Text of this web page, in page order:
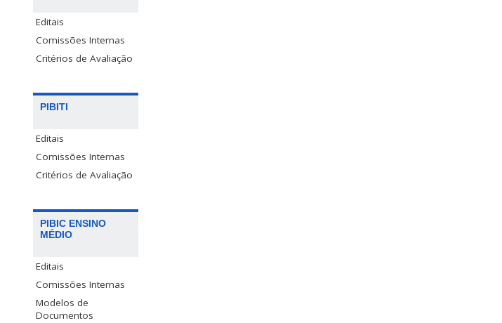
Editais
Comissões Internas
Critérios de Avaliação
PIBITI
Editais
Comissões Internas
Critérios de Avaliação
PIBIC ENSINO
MÉDIO
Editais
Comissões Internas
Modelos de
Documentos